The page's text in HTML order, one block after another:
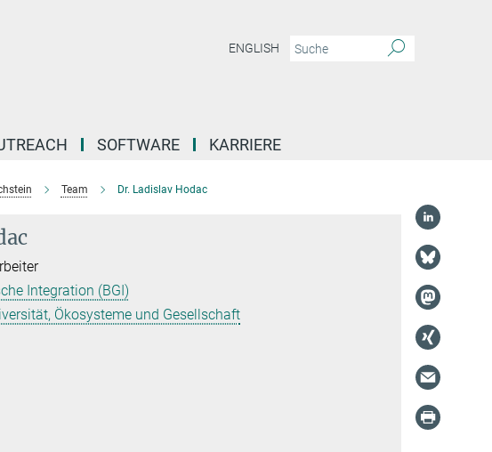
ENGLISH
SOFTWARE KARRIERE
Team Dr. Ladislav Hodac
Integration (BGI)
Ökosysteme und Gesellschaft